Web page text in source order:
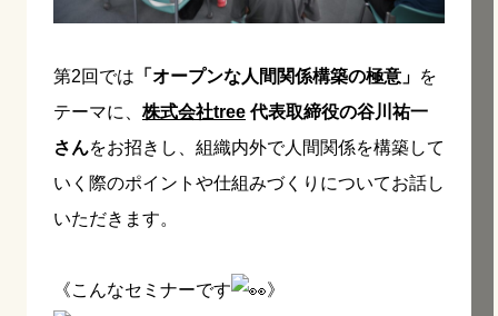
第2回では 「オープンな人間関係構築の極意」 を
テーマに、 株式会社tree 代表取締役の谷川祐一
さんをお招きし、組織内外で人間関係を構築して
いく際のポイントや仕組みづくりについてお話し
いただきます。
《こんなセミナーです
》